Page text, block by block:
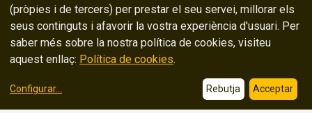
(pròpies i de tercers) per prestar el seu servei, millorar els
seus continguts i afavorir la vostra experiència d'usuari. Per
saber més sobre la nostra política de cookies, visiteu
aquest enllaç: Política de cookies.
Configurar... Rebutja Acceptar